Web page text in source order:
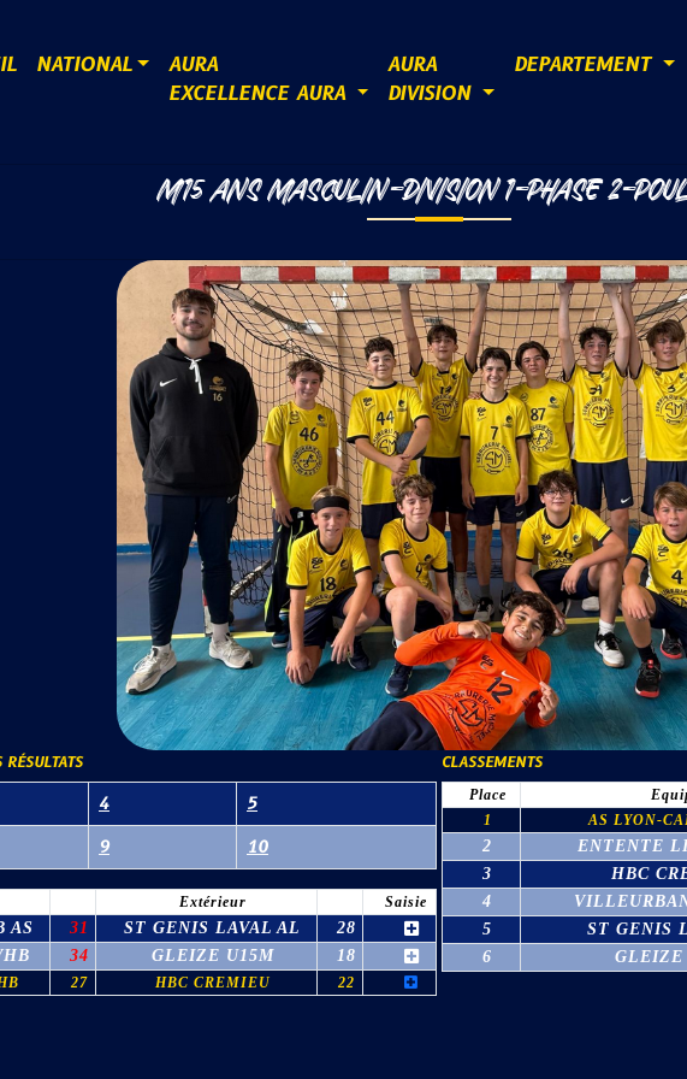
NATIONAL
AURA
EXCELLENCE AURA
AURA
DIVISION
DEPARTEMENT
M15 ANS MASCULIN-DIVISION 1-PHASE 2-
4
5
9 10
Extérieur Saisie
AS 31 ST GENIS LAVAL AL
28
34 GLEIZE U15M 18
27 HBC CREMIEU 22
CLASSEMENTS
Place
1
AS LYON-
2 ENTENTE
3
HBC
4
5
ST GENIS
6
GLEIZE